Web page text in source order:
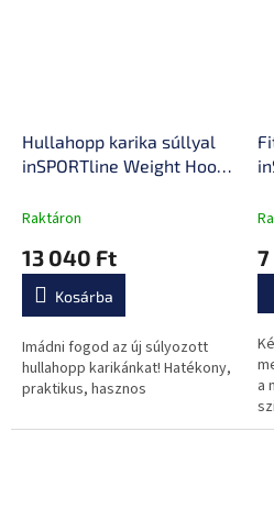
Hullahopp karika súllyal
inSPORTline Weight Hoop
átmérő, bütykös,
állítható méret, LCD
kijelzővel
Raktáron
13 040 Ft
Kosárba
Imádni fogod az új súlyozott
hullahopp karikánkat! Hatékony,
praktikus, hasznos
a